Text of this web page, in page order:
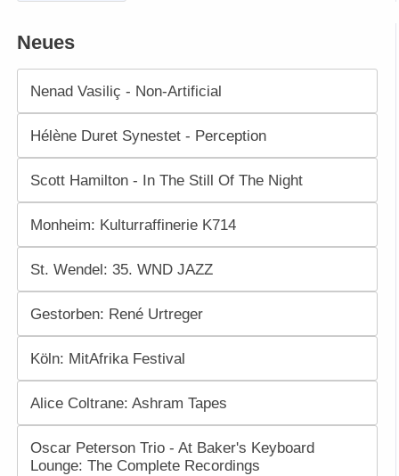
Neues
Nenad Vasiliç - Non-Artificial
Hélène Duret Synestet - Perception
Scott Hamilton - In The Still Of The Night
Monheim: Kulturraffinerie K714
St. Wendel: 35. WND JAZZ
Gestorben: René Urtreger
Köln: MitAfrika Festival
Alice Coltrane: Ashram Tapes
Oscar Peterson Trio - At Baker's Keyboard
Lounge: The Complete Recordings